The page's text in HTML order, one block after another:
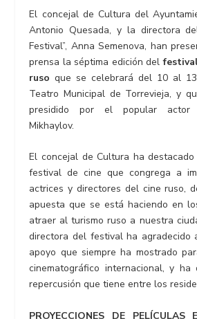
El concejal de Cultura del
Antonio Quesada, y la directora
Festival”, Anna Semenova, han
prensa la séptima edición del
ruso que se celebrará del 10 al
Teatro Municipal de Torrevieja, y
presidido por el popular actor
Mikhaylov.
El concejal de Cultura ha
festival de cine que congrega a
actrices y directores del cine ruso,
apuesta que se está haciendo en
atraer al turismo ruso a nuestra
directora del festival ha agradecido
apoyo que siempre ha mostrado
cinematográfico internacional, y ha
repercusión que tiene entre los
PROYECCIONES DE